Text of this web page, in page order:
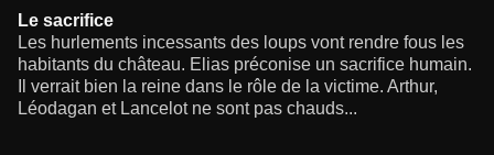
Le sacrifice
Les hurlements incessants des loups vont rendre fous les
habitants du château. Elias préconise un sacrifice humain.
Il verrait bien la reine dans le rôle de la victime. Arthur,
Léodagan et Lancelot ne sont pas chauds...